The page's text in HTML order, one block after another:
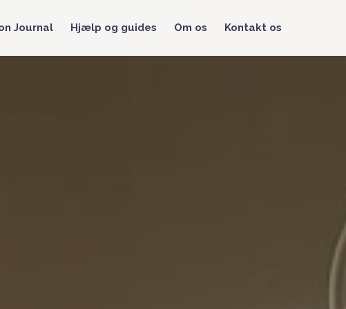
Journal Hjælp og guides Om os Kontakt os